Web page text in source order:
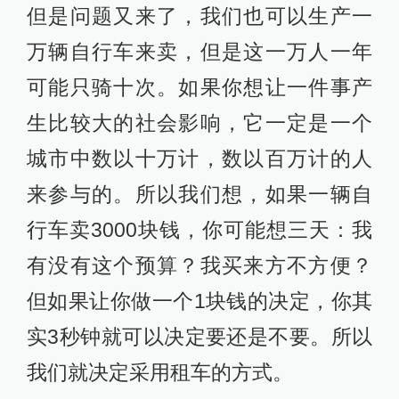
但是问题又来了，我们也可以生产一
万辆自行车来卖，但是这一万人一年
可能只骑十次。如果你想让一件事产
生比较大的社会影响，它一定是一个
城市中数以十万计，数以百万计的人
来参与的。所以我们想，如果一辆自
行车卖3000块钱，你可能想三天：我
有没有这个预算？我买来方不方便？
但如果让你做一个1块钱的决定，你其
实3秒钟就可以决定要还是不要。所以
我们就决定采用租车的方式。